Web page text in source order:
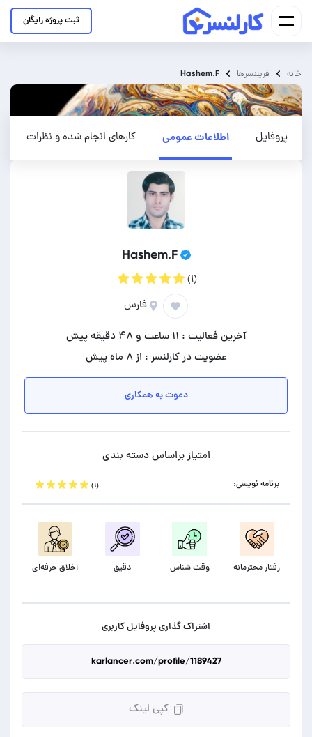
ثبت پروژه رایگان
خانه فریلنسرها Hashem.F
کارهای انجام شده و نظرات اطلاعات عمومی پروفایل
Hashem.F
(۱)
فارس
آخرین فعالیت : ۱۱ ساعت و ۴۸ دقیقه پیش
عضویت در کارلنسر : از ۸ ماه پیش
دعوت به همکاری
امتیاز براساس دسته بندی
برنامه نویسی: (۱)
رفتار محترمانه وقت شناس دقیق اخلاق حرفه‌ای
اشتراک گذاری پروفایل کاربری
کپی لینک